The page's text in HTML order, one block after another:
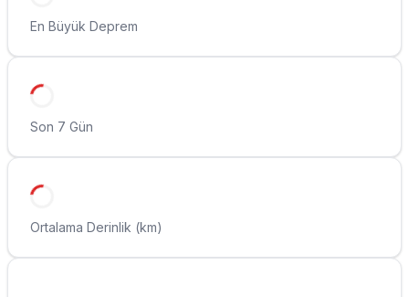
En Büyük Deprem
Son 7 Gün
Ortalama Derinlik (km)